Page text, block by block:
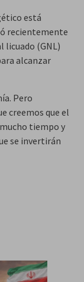
está
recientemente
licuado (GNL)
alcanzar
Pero
creemos que el
tiempo y
se invertirán